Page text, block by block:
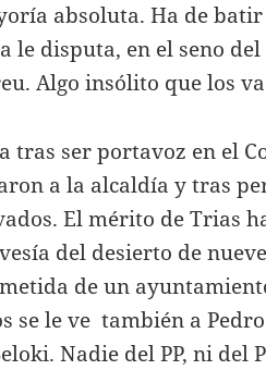
absoluta. Ha de
le disputa, en el seno
Algo insólito que los
tras ser portavoz en el
a la alcaldía y tras
El mérito de Trias
del desierto de
de un
se le ve también a
Nadie del PP, ni del